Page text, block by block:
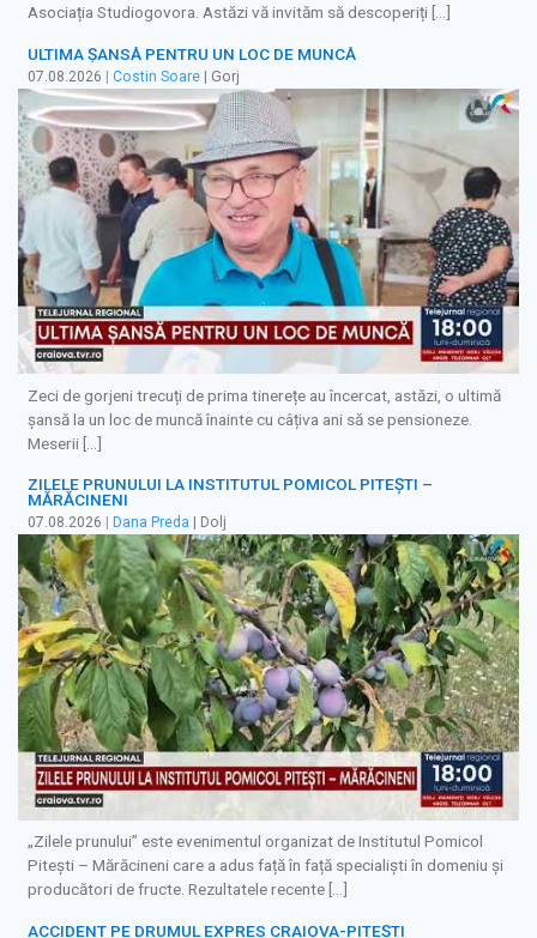
Asociația Studiogovora. Astăzi vă invităm să descoperiți […]
ULTIMA ȘANSĂ PENTRU UN LOC DE MUNCĂ
07.08.2026 | Costin Soare | Gorj
Zeci de gorjeni trecuți de prima tinerețe au încercat, astăzi, o ultimă
șansă la un loc de muncă înainte cu câțiva ani să se pensioneze.
Meserii […]
ZILELE PRUNULUI LA INSTITUTUL POMICOL PITEȘTI –
MĂRĂCINENI
07.08.2026 Dana Preda | Dolj
„Zilele prunului” este evenimentul organizat de Institutul Pomicol
Pitești – Mărăcineni care a adus față în față specialiști în domeniu și
producători de fructe. Rezultatele recente […]
ACCIDENT PE DRUMUL EXPRES CRAIOVA-PITEȘTI